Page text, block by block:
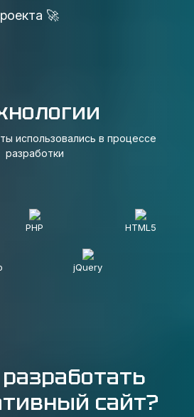
🚀
использовались в процессе
разработки
PHP HTML5
jQuery
сайт?